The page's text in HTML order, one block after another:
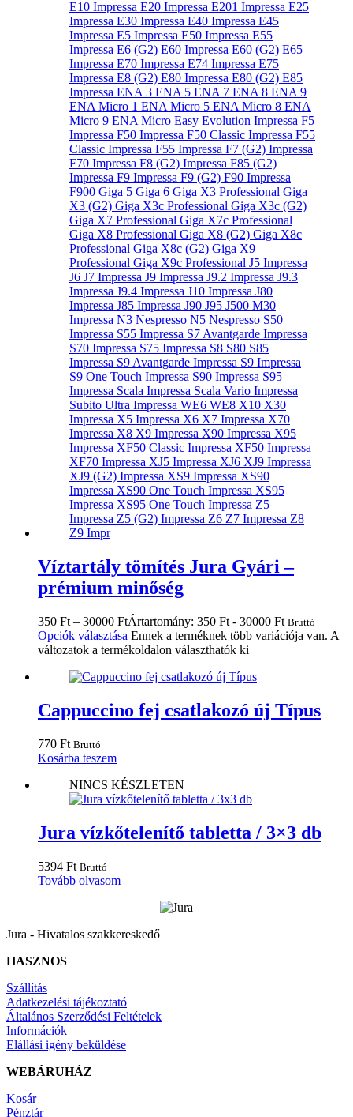
Víztartály tömítés Jura Gyári –
prémium minőség
350 Ft – 30000 FtÁrtartomány: 350 Ft - 30000 Ft Bruttó
Opciók választása Ennek a terméknek több variációja van. A
változatok a termékoldalon választhatók ki
Cappuccino fej csatlakozó új Típus
770 Ft Bruttó
Kosárba teszem
NINCS KÉSZLETEN
Jura vízkőtelenítő tabletta / 3×3 db
5394 Ft Bruttó
Tovább olvasom
Jura - Hivatalos szakkereskedő
HASZNOS
Szállítás
Adatkezelési tájékoztató
Általános Szerződési Feltételek
Információk
Elállási igény beküldése
WEBÁRUHÁZ
Kosár
Pénztár